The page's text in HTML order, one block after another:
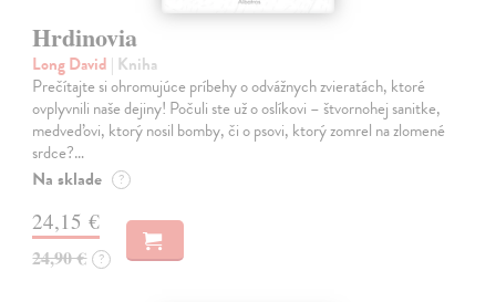
Hrdinovia
Long David | Kniha
Prečítajte si ohromujúce príbehy o odvážnych zvieratách, ktoré
ovplyvnili naše dejiny! Počuli ste už o oslíkovi – štvornohej sanitke,
medveďovi, ktorý nosil bomby, či o psovi, ktorý zomrel na zlomené
srdce?…
Na sklade ?
24,15 €
24,90 € ?